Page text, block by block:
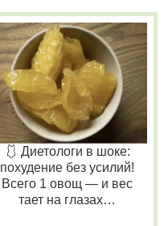
🩱 Диетологи в шоке:
похудение без усилий!
Всего 1 овощ — и вес
тает на глазах…